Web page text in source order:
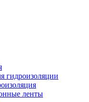
гидроизоляции
ленты